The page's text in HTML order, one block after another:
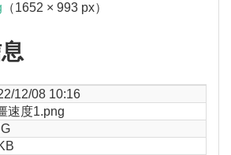
（1652 × 993 px）
12/08 10:16
速度1.png